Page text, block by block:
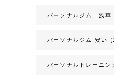
パーソナルジム 浅草
パーソナルジム 安い
パーソナルトレーニン